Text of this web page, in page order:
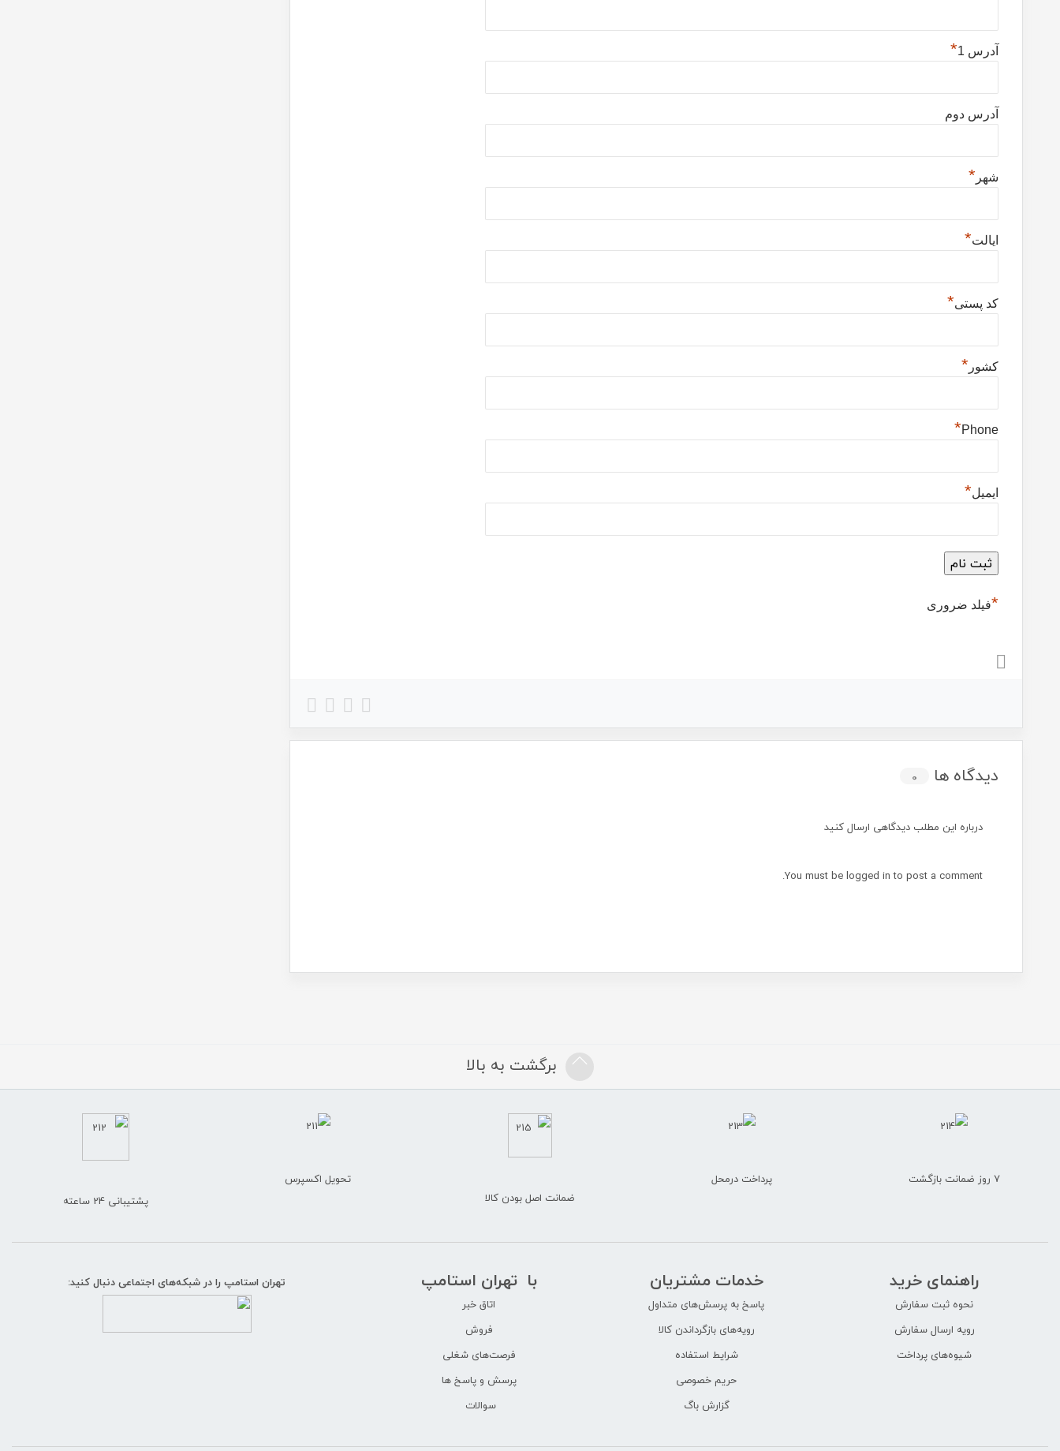
آدرس 1 *
آدرس دوم
شهر *
ایالت*
کد پستی*
کشور *
Phone
*
ایمیل*
*فیلد ضروری
دیدگاه ها 0
درباره این مطلب دیدگاهی ارسال کنید
You must belogged into post a comment.
برگشت به بالا
پشتیبانی 24 ساعته
تحویل اکسپرس
ضمانت اصل بودن کالا
پرداخت درمحل ۷ روز ضمانت بازگشت
تهران استامپ را در شبکه‌های اجتماعی دنبال کنید: با تهران استامپ
اتاق خبر
فروش
فرصت‌های شغلی
پرسش و پاسخ ها
سوالات
خدمات مشتریان
پاسخ به پرسش‌های متداول
رویه‌های بازگرداندن کالا
شرایط استفاده
حریم خصوصی
گزارش باگ
راهنمای خرید
نحوه ثبت سفارش
رویه ارسال سفارش
شیوه‌های پرداخت